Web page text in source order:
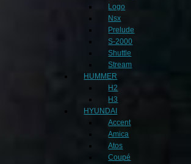
Logo
Nsx
Prelude
S-2000
Shuttle
Stream
HUMMER
H2
H3
HYUNDAI
Accent
Amica
Atos
Coupé